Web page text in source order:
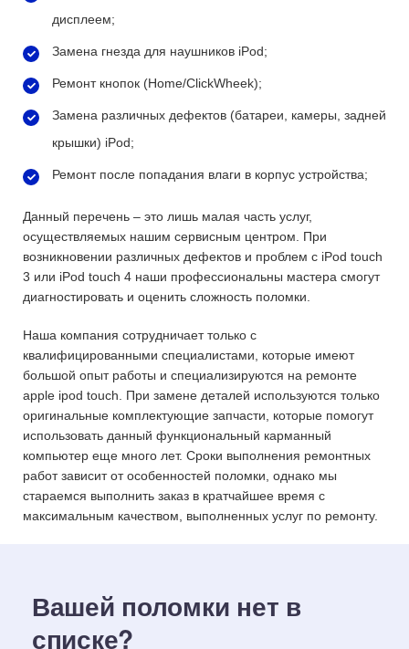
дисплеем;
Замена гнезда для наушников iPod;
Ремонт кнопок (Home/ClickWheek);
Замена различных дефектов (батареи, камеры, задней
крышки) iPod;
Ремонт после попадания влаги в корпус устройства;
Данный перечень – это лишь малая часть услуг,
осуществляемых нашим сервисным центром. При
возникновении различных дефектов и проблем с iPod touch
3 или iPod touch 4 наши профессиональны мастера смогут
диагностировать и оценить сложность поломки.
Наша компания сотрудничает только с
квалифицированными специалистами, которые имеют
большой опыт работы и специализируются на ремонте
apple ipod touch. При замене деталей используются только
оригинальные комплектующие запчасти, которые помогут
использовать данный функциональный карманный
компьютер еще много лет. Сроки выполнения ремонтных
работ зависит от особенностей поломки, однако мы
стараемся выполнить заказ в кратчайшее время с
максимальным качеством, выполненных услуг по ремонту.
Вашей поломки нет в
списке?